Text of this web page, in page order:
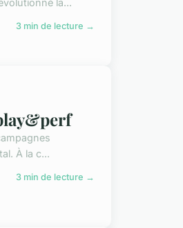
3 min de lecture →
À la c...
3 min de lecture →